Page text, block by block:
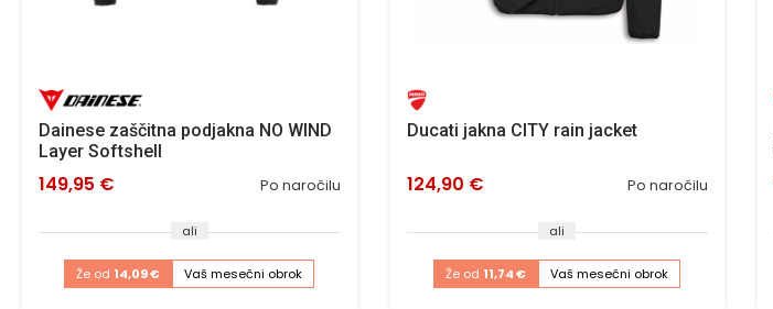
Dainese zaščitna podjakna NO WIND
Layer Softshell
Po naročilu
149,95 €
ali
Že od 14,09 € Vaš mesečni obrok
Ducati jakna CITY rain jacket
Po naročilu
124,90 €
ali
Že od 11,74 € Vaš mesečni obrok